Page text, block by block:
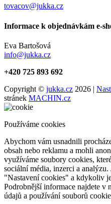
tovacov@jukka.cz
Informace k objednávkám e-
Eva Bartošová
info@jukka.cz
+420 725 893 692
Copyright © jukka.cz 2026 |
stránek MACHIN.cz
Používáme cookies
Abychom vám usnadnili
obsah nebo reklamu a mohli
využíváme soubory cookies,
sociální média, inzerci a
"Nastavení cookies" a kdykoliv
Podrobnější informace najdete v
údajů a používání souborů